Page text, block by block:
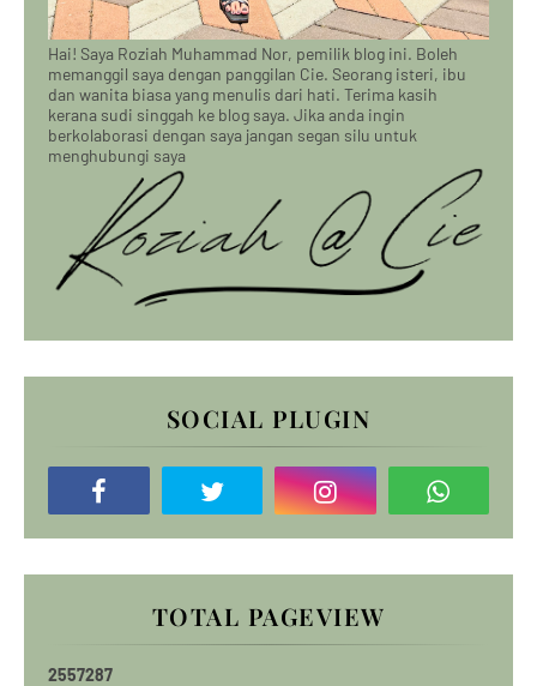
Hai! Saya Roziah Muhammad Nor, pemilik blog ini. Boleh
memanggil saya dengan panggilan Cie. Seorang isteri, ibu
dan wanita biasa yang menulis dari hati. Terima kasih
kerana sudi singgah ke blog saya. Jika anda ingin
berkolaborasi dengan saya jangan segan silu untuk
menghubungi saya
SOCIAL PLUGIN
TOTAL PAGEVIEW
2557287